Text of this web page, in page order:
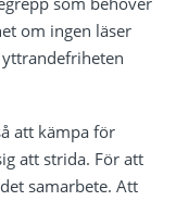
om ingen läser
att kämpa för
att strida. För att
samarbete. Att